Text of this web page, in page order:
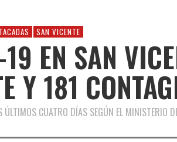
SAN VICENTE
EN SAN
Y 181
ÚLTIMOS CUATRO DÍAS SEGÚN EL MINISTERIO